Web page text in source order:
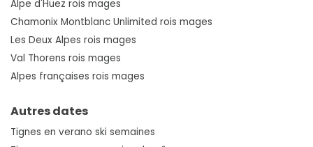
Alpe d'Huez rois mages
Chamonix Montblanc Unlimited rois mages
Les Deux Alpes rois mages
Val Thorens rois mages
Alpes françaises rois mages
Autres dates
Tignes en verano ski semaines